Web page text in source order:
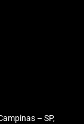
– SP,